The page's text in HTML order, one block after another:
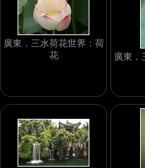
廣東．三水荷花世界：荷
花
廣東．